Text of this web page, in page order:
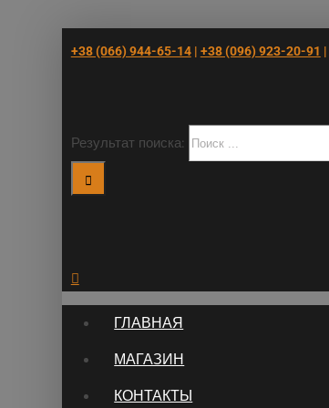
+38 (066) 944-65-14| +38 (096) 923-20-91 |
Результат поиска:
ГЛАВНАЯ
МАГАЗИН
КОНТАКТЫ